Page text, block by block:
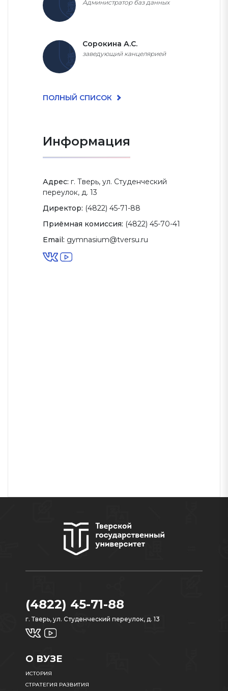
Администратор баз данных
Сорокина А.С.
заведующий канцелярией
ПОЛНЫЙ СПИСОК
Информация
Адрес: г. Тверь, ул. Студенческий
переулок, д. 13
Директор: (4822) 45-71-88
Приёмная комиссия: (4822) 45-70-41
Email: gymnasium@tversu.ru
(4822) 45-71-88
г. Тверь, ул. Студенческий переулок, д. 13
О ВУЗЕ
ИСТОРИЯ
СТРАТЕГИЯ РАЗВИТИЯ